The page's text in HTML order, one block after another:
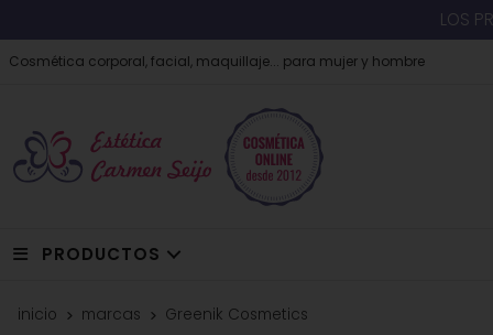
LOS
Cosmética corporal, facial, maquillaje... para mujer y hombre
PRODUCTOS
inicio marcas Greenik Cosmetics